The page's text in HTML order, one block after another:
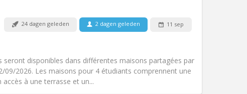
24 dagen geleden 2 dagen geleden 11 sep
seront disponibles dans différentes maisons partagées par
09/2026. Les maisons pour 4 étudiants comprennent une
à une terrasse et un...
Andere
Sfeer:Hartelijk, rustig
Huisdieren:Nee